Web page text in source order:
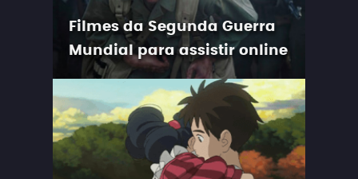
Filmes da Segunda Guerra
Mundial para assistir online